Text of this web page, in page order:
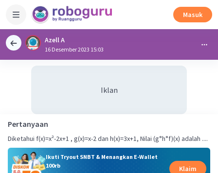
Masuk
Azell A
16 Desember 2023 15:03
Iklan
Pertanyaan
Diketahui f(x)=x²-2x+1 , g(x)=x-2 dan h(x)=3x+1, Nilai (g°h°f)(x) adalah ....
Ikuti Tryout SNBT & Menangkan E-Wallet
100rb
Klaim